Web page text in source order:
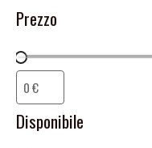
Prezzo
Disponibile
n
b
l